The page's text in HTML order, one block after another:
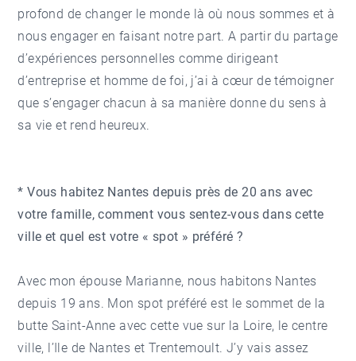
profond de changer le monde là où nous sommes et à
nous engager en faisant notre part. A partir du partage
d’expériences personnelles comme dirigeant
d’entreprise et homme de foi, j’ai à cœur de témoigner
que s’engager chacun à sa manière donne du sens à
sa vie et rend heureux.
* Vous habitez Nantes depuis près de 20 ans avec
votre famille, comment vous sentez-vous dans cette
ville et quel est votre « spot » préféré ?
Avec mon épouse Marianne, nous habitons Nantes
depuis 19 ans. Mon spot préféré est le sommet de la
butte Saint-Anne avec cette vue sur la Loire, le centre
ville, l’Ile de Nantes et Trentemoult. J’y vais assez